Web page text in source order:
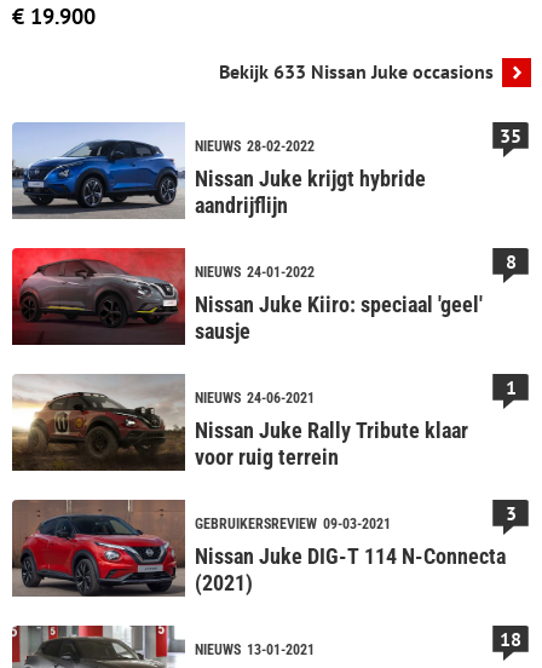
€ 19.900
Bekijk 633 Nissan Juke occasions
NIEUWS 28-02-2022
Nissan Juke krijgt hybride
aandrijflijn
35
NIEUWS 24-01-2022
Nissan Juke Kiiro: speciaal 'geel'
sausje
8
NIEUWS 24-06-2021
Nissan Juke Rally Tribute klaar
voor ruig terrein
1
GEBRUIKERSREVIEW 09-03-2021
Nissan Juke DIG-T 114 N-Connecta
(2021)
3
NIEUWS 13-01-2021 18